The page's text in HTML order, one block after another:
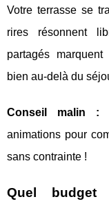
Votre terrasse se
rires résonnent
partagés
bien au-delà du
Conseil malin :
animations pour
sans contrainte !
Quel